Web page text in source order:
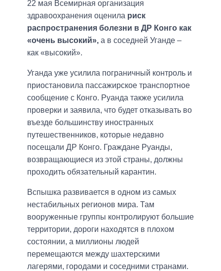
22 мая Всемирная организация
здравоохранения оценила риск
распространения болезни в ДР Конго как
«очень высокий», а в соседней Уганде –
как «высокий».
Уганда уже усилила пограничный контроль и
приостановила пассажирское транспортное
сообщение с Конго. Руанда также усилила
проверки и заявила, что будет отказывать во
въезде большинству иностранных
путешественников, которые недавно
посещали ДР Конго. Граждане Руанды,
возвращающиеся из этой страны, должны
проходить обязательный карантин.
Вспышка развивается в одном из самых
нестабильных регионов мира. Там
вооруженные группы контролируют большие
территории, дороги находятся в плохом
состоянии, а миллионы людей
перемещаются между шахтерскими
лагерями, городами и соседними странами.